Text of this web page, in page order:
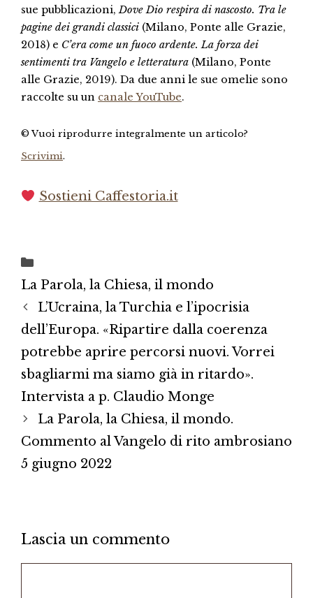
sue pubblicazioni,Dove Dio respira di nascosto. Tra le
pagine dei grandi classici (Milano, Ponte alle Grazie,
2018) e C’era come un fuoco ardente. La forza dei
sentimenti tra Vangelo e letteratura (Milano, Ponte
alle Grazie, 2019). Da due anni le sue omelie sono
raccolte su un canale YouTube.
© Vuoi riprodurre integralmente un articolo?
Scrivimi.
Sostieni Caffestoria.it
La Parola, la Chiesa, il mondo
L’Ucraina, la Turchia e l’ipocrisia
dell’Europa. «Ripartire dalla coerenza
potrebbe aprire percorsi nuovi. Vorrei
sbagliarmi ma siamo già in ritardo».
Intervista a p. Claudio Monge
La Parola, la Chiesa, il mondo.
Commento al Vangelo di rito ambrosiano
5 giugno 2022
Lascia un commento